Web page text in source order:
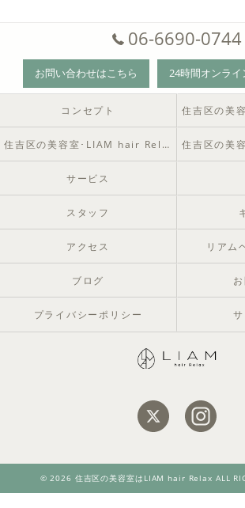
06-6690-0744
お問い合わせはこちら 24時間オンラ
コンセプト
住吉区の美容室･LIAM hair Relaxの評判
サービス
スタッフ
アクセス リアム
ブログ
プライバシーポリシー
© 2026 住吉区の美容室はLIAM hair Relax ALL